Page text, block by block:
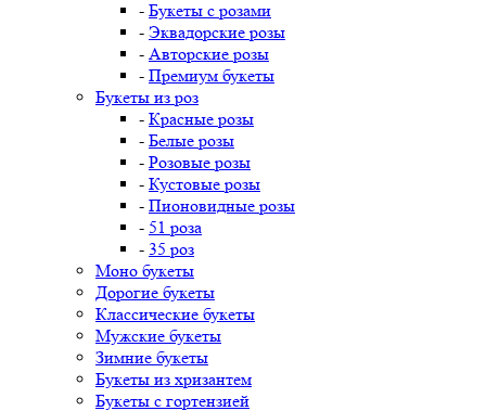
- Букеты с розами
- Эквадорские розы
- Авторские розы
- Премиум букеты
Букеты из роз
- Красные розы
- Белые розы
- Розовые розы
- Кустовые розы
- Пионовидные розы
- 51 роза
- 35 роз
Моно букеты
Дорогие букеты
Классические букеты
Мужские букеты
Зимние букеты
Букеты из хризантем
Букеты с гортензией